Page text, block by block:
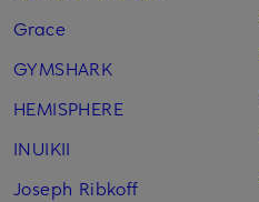
Grace
GYMSHARK
HEMISPHERE
INUIKII
Joseph Ribkoff